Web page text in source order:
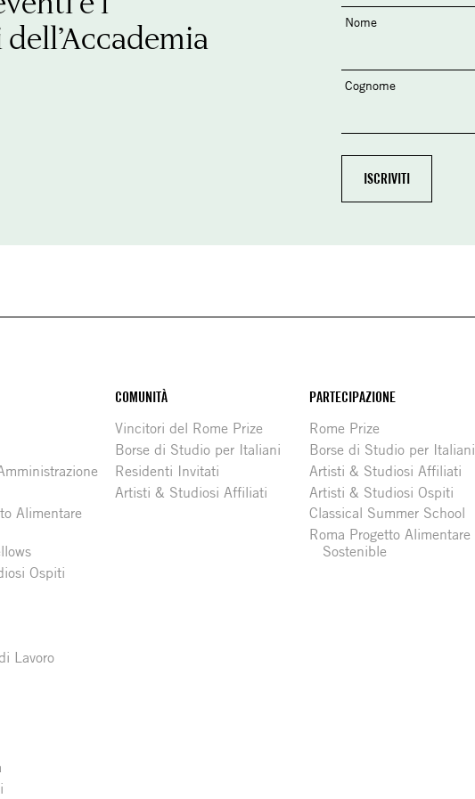
Nome
Cognome
Alimentare
Ospiti
Lavoro
COMUNITÀ
Vincitori del Rome Prize
Borse di Studio per Italiani
Residenti Invitati
Artisti & Studiosi Affiliati
PARTECIPAZIONE
Rome Prize
Borse di Studio per Italiani
Artisti & Studiosi Affiliati
Artisti & Studiosi Ospiti
Classical Summer School
Roma Progetto Alimentare
Sostenible